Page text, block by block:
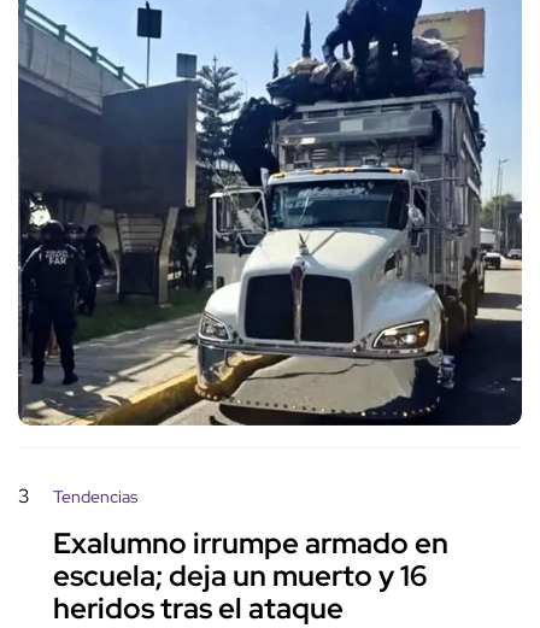
3 Tendencias
Exalumno irrumpe armado en
escuela; deja un muerto y 16
heridos tras el ataque